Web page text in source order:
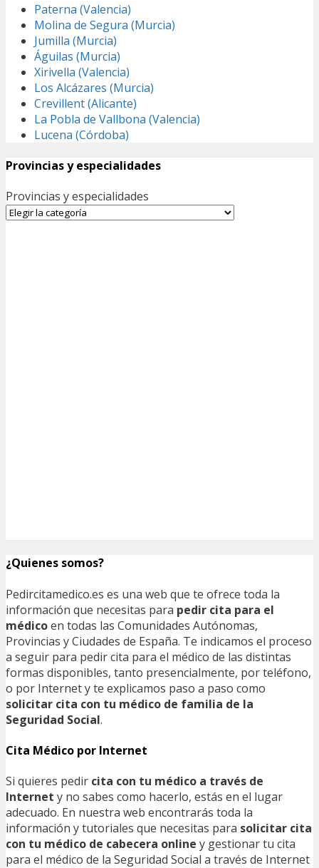
Paterna (Valencia)
Molina de Segura (Murcia)
Jumilla (Murcia)
Águilas (Murcia)
Xirivella (Valencia)
Los Alcázares (Murcia)
Crevillent (Alicante)
La Pobla de Vallbona (Valencia)
Lucena (Córdoba)
Provincias y especialidades
Provincias y especialidades
¿Quienes somos?
Pedircitamedico.es es una web que te ofrece toda la
información que necesitas para pedir cita para el
médicoen todas las Comunidades Autónomas,
Provincias y Ciudades de España. Te indicamos el proceso
a seguir para pedir cita para el médico de las distintas
formas disponibles, tanto presencialmente, por teléfono,
o por Internet y te explicamos paso a paso como
solicitar cita con tu médico de familia de la
Seguridad Social.
Cita Médico por Internet
Si quieres pedir cita con tu médico a través de
Internet y no sabes como hacerlo, estás en el lugar
adecuado. En nuestra web encontrarás toda la
información y tutoriales que necesitas para solicitar cita
con tu médico de cabecera online y gestionar tu cita
para el médico de la Seguridad Social a través de Internet